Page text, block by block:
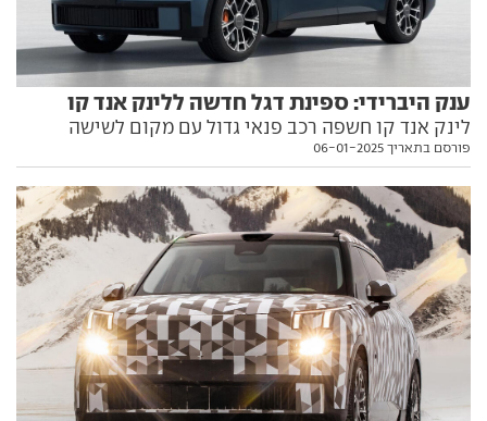
ענק היברידי: ספינת דגל חדשה ללינק אנד קו
לינק אנד קו חשפה רכב פנאי גדול עם מקום לשישה
נוסעים והנעה היברידית-נטענת כוחנית. כל מה שצריך
פורסם בתאריך 06-01-2025